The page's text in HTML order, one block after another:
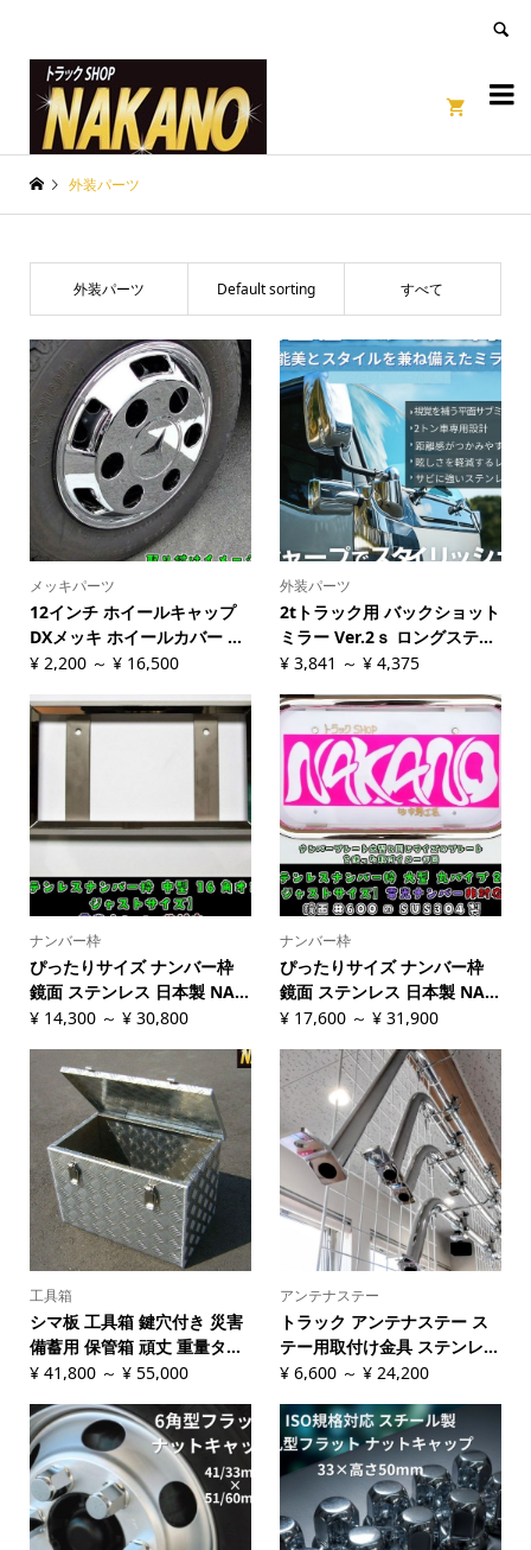


外装パーツ
外装パーツ Default sorting すべて
メッキパーツ
12インチ ホイールキャップ
DXメッキ ホイールカバー ...
¥2,200～ ¥16,500
外装パーツ
2tトラック用 バックショット
ミラー Ver.2ｓ ロングステ...
¥ 3,841 ～¥ 4,375
ナンバー枠
ぴったりサイズ ナンバー枠
鏡面 ステンレス 日本製 NA...
¥14,300～ ¥30,800
ナンバー枠
ぴったりサイズ ナンバー枠
鏡面 ステンレス 日本製 NA...
¥ 17,600 ～¥ 31,900
工具箱
シマ板 工具箱 鍵穴付き 災害
備蓄用 保管箱 頑丈 重量タ...
¥41,800～ ¥55,000
アンテナステー
トラック アンテナステー ス
テー用取付け金具 ステンレ...
¥ 6,600 ～¥ 24,200